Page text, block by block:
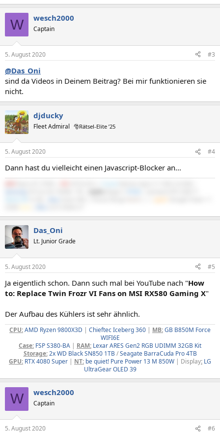
W wesch2000
Captain
5. August 2020 #3
@Das_Oni
sind da Videos in Deinem Beitrag? Bei mir funktionieren sie
nicht.
djducky
Fleet Admiral 🎅Rätsel-Elite ’25
5. August 2020 #4
Dann hast du vielleicht einen Javascript-Blocker an...
Das_Oni
Lt. Junior Grade
5. August 2020 #5
Ja eigentlich schon. Dann such mal bei YouTube nach "How
to: Replace Twin Frozr VI Fans on MSI RX580 Gaming X"
Der Aufbau des Kühlers ist sehr ähnlich.
CPU:AMD Ryzen 9800X3D | Chieftec Iceberg 360 | MB:GB B850M Force
WIFI6E
Case: FSP S380-BA | RAM: Lexar ARES Gen2 RGB UDIMM 32GB Kit
Storage: 2x WD Black SN850 1TB/Seagate BarraCuda Pro 4TB
GPU: RTX 4080 Super | NT: be quiet! Pure Power 13 M 850W | Display: LG
UltraGear OLED 39
W wesch2000
Captain
5. August 2020 #6